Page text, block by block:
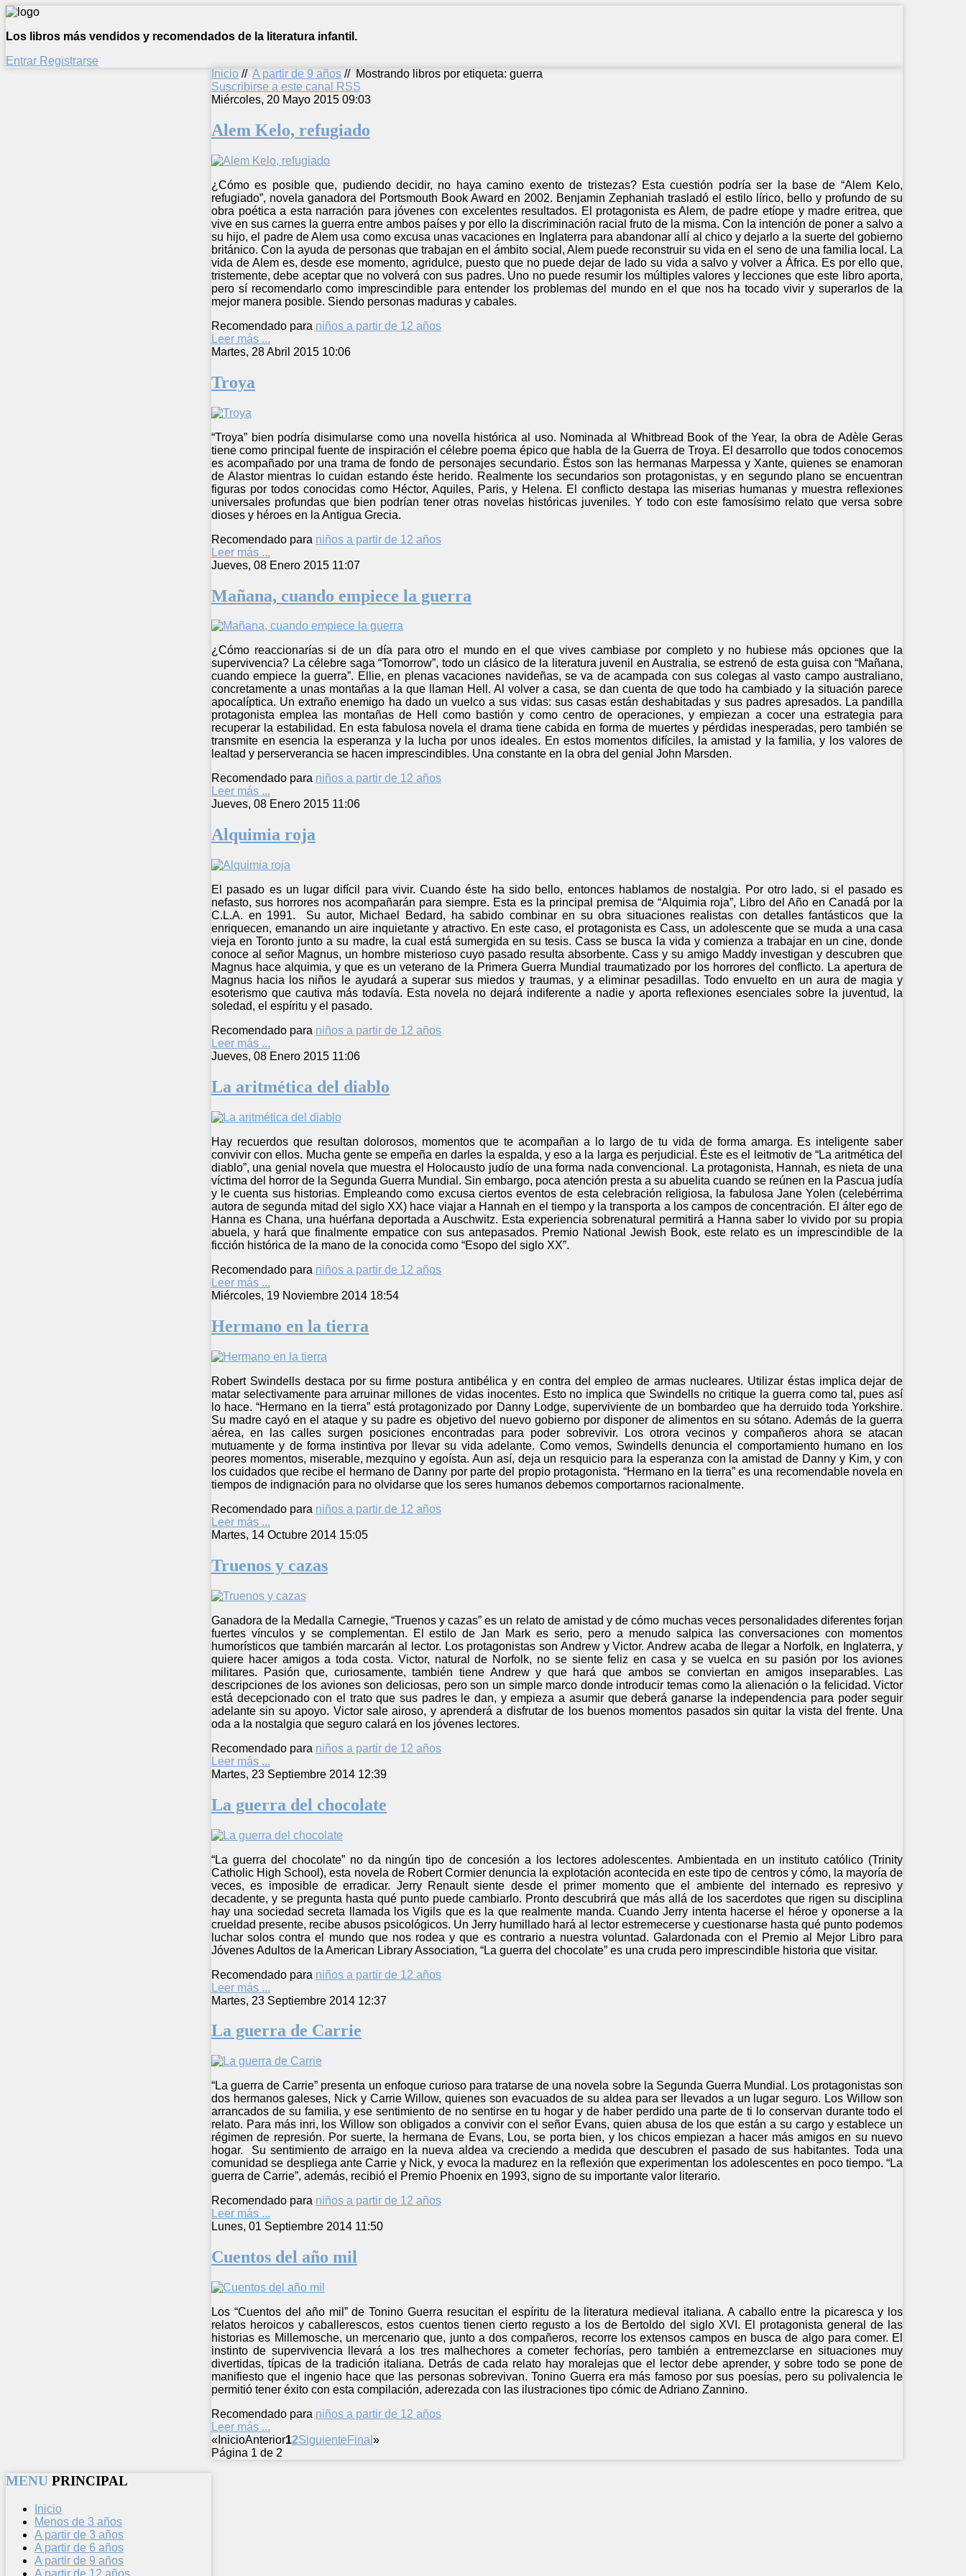
Los libros más vendidos y recomendados de la literatura infantil.
Entrar Registrarse
Inicio // A partir de 9 años // Mostrando libros por etiqueta: guerra
Suscribirse a este canal RSS
Miércoles, 20 Mayo 2015 09:03
Alem Kelo, refugiado
¿Cómo es posible que, pudiendo decidir, no haya camino exento de tristezas? Esta cuestión podría ser la base de “Alem Kelo,
refugiado”, novela ganadora del Portsmouth Book Award en 2002. Benjamin Zephaniah trasladó el estilo lírico, bello y profundo de su
obra poética a esta narración para jóvenes con excelentes resultados. El protagonista es Alem, de padre etíope y madre eritrea, que
vive en sus carnes la guerra entre ambos países y por ello la discriminación racial fruto de la misma. Con la intención de poner a salvo a
su hijo, el padre de Alem usa como excusa unas vacaciones en Inglaterra para abandonar allí al chico y dejarlo a la suerte del gobierno
británico. Con la ayuda de personas que trabajan en el ámbito social, Alem puede reconstruir su vida en el seno de una familia local. La
vida de Alem es, desde ese momento, agridulce, puesto que no puede dejar de lado su vida a salvo y volver a África. Es por ello que,
tristemente, debe aceptar que no volverá con sus padres. Uno no puede resumir los múltiples valores y lecciones que este libro aporta,
pero sí recomendarlo como imprescindible para entender los problemas del mundo en el que nos ha tocado vivir y superarlos de la
mejor manera posible. Siendo personas maduras y cabales.
Recomendado para niños a partir de 12 años
Leer más ...
Martes, 28 Abril 2015 10:06
Troya
“Troya” bien podría disimularse como una novella histórica al uso. Nominada al Whitbread Book of the Year, la obra de Adèle Geras
tiene como principal fuente de inspiración el célebre poema épico que habla de la Guerra de Troya. El desarrollo que todos conocemos
es acompañado por una trama de fondo de personajes secundario. Éstos son las hermanas Marpessa y Xante, quienes se enamoran
de Alastor mientras lo cuidan estando éste herido. Realmente los secundarios son protagonistas, y en segundo plano se encuentran
figuras por todos conocidas como Héctor, Aquiles, Paris, y Helena. El conflicto destapa las miserias humanas y muestra reflexiones
universales profundas que bien podrían tener otras novelas históricas juveniles. Y todo con este famosísimo relato que versa sobre
dioses y héroes en la Antigua Grecia.
Recomendado para niños a partir de 12 años
Leer más ...
Jueves, 08 Enero 2015 11:07
Mañana, cuando empiece la guerra
¿Cómo reaccionarías si de un día para otro el mundo en el que vives cambiase por completo y no hubiese más opciones que la
supervivencia? La célebre saga “Tomorrow”, todo un clásico de la literatura juvenil en Australia, se estrenó de esta guisa con “Mañana,
cuando empiece la guerra”. Ellie, en plenas vacaciones navideñas, se va de acampada con sus colegas al vasto campo australiano,
concretamente a unas montañas a la que llaman Hell. Al volver a casa, se dan cuenta de que todo ha cambiado y la situación parece
apocalíptica. Un extraño enemigo ha dado un vuelco a sus vidas: sus casas están deshabitadas y sus padres apresados. La pandilla
protagonista emplea las montañas de Hell como bastión y como centro de operaciones, y empiezan a cocer una estrategia para
recuperar la estabilidad. En esta fabulosa novela el drama tiene cabida en forma de muertes y pérdidas inesperadas, pero también se
transmite en esencia la esperanza y la lucha por unos ideales. En estos momentos difíciles, la amistad y la familia, y los valores de
lealtad y perserverancia se hacen imprescindibles. Una constante en la obra del genial John Marsden.
Recomendado para niños a partir de 12 años
Leer más ...
Jueves, 08 Enero 2015 11:06
Alquimia roja
El pasado es un lugar difícil para vivir. Cuando éste ha sido bello, entonces hablamos de nostalgia. Por otro lado, si el pasado es
nefasto, sus horrores nos acompañarán para siempre. Esta es la principal premisa de “Alquimia roja”, Libro del Año en Canadá por la
C.L.A. en 1991. Su autor, Michael Bedard, ha sabido combinar en su obra situaciones realistas con detalles fantásticos que la
enriquecen, emanando un aire inquietante y atractivo. En este caso, el protagonista es Cass, un adolescente que se muda a una casa
vieja en Toronto junto a su madre, la cual está sumergida en su tesis. Cass se busca la vida y comienza a trabajar en un cine, donde
conoce al señor Magnus, un hombre misterioso cuyo pasado resulta absorbente. Cass y su amigo Maddy investigan y descubren que
Magnus hace alquimia, y que es un veterano de la Primera Guerra Mundial traumatizado por los horrores del conflicto. La apertura de
Magnus hacia los niños le ayudará a superar sus miedos y traumas, y a eliminar pesadillas. Todo envuelto en un aura de magia y
esoterismo que cautiva más todavía. Esta novela no dejará indiferente a nadie y aporta reflexiones esenciales sobre la juventud, la
soledad, el espíritu y el pasado.
Recomendado para niños a partir de 12 años
Leer más ...
Jueves, 08 Enero 2015 11:06
La aritmética del diablo
Hay recuerdos que resultan dolorosos, momentos que te acompañan a lo largo de tu vida de forma amarga. Es inteligente saber
convivir con ellos. Mucha gente se empeña en darles la espalda, y eso a la larga es perjudicial. Éste es el leitmotiv de “La aritmética del
diablo”, una genial novela que muestra el Holocausto judío de una forma nada convencional. La protagonista, Hannah, es nieta de una
víctima del horror de la Segunda Guerra Mundial. Sin embargo, poca atención presta a su abuelita cuando se reúnen en la Pascua judía
y le cuenta sus historias. Empleando como excusa ciertos eventos de esta celebración religiosa, la fabulosa Jane Yolen (celebérrima
autora de segunda mitad del siglo XX) hace viajar a Hannah en el tiempo y la transporta a los campos de concentración. El álter ego de
Hanna es Chana, una huérfana deportada a Auschwitz. Esta experiencia sobrenatural permitirá a Hanna saber lo vivido por su propia
abuela, y hará que finalmente empatice con sus antepasados. Premio National Jewish Book, este relato es un imprescindible de la
ficción histórica de la mano de la conocida como “Esopo del siglo XX”.
Recomendado para niños a partir de 12 años
Leer más ...
Miércoles, 19 Noviembre 2014 18:54
Hermano en la tierra
Robert Swindells destaca por su firme postura antibélica y en contra del empleo de armas nucleares. Utilizar éstas implica dejar de
matar selectivamente para arruinar millones de vidas inocentes. Esto no implica que Swindells no critique la guerra como tal, pues así
lo hace. “Hermano en la tierra” está protagonizado por Danny Lodge, superviviente de un bombardeo que ha derruido toda Yorkshire.
Su madre cayó en el ataque y su padre es objetivo del nuevo gobierno por disponer de alimentos en su sótano. Además de la guerra
aérea, en las calles surgen posiciones encontradas para poder sobrevivir. Los otrora vecinos y compañeros ahora se atacan
mutuamente y de forma instintiva por llevar su vida adelante. Como vemos, Swindells denuncia el comportamiento humano en los
peores momentos, miserable, mezquino y egoísta. Aun así, deja un resquicio para la esperanza con la amistad de Danny y Kim, y con
los cuidados que recibe el hermano de Danny por parte del propio protagonista. “Hermano en la tierra” es una recomendable novela en
tiempos de indignación para no olvidarse que los seres humanos debemos comportarnos racionalmente.
Recomendado para niños a partir de 12 años
Leer más ...
Martes, 14 Octubre 2014 15:05
Truenos y cazas
Ganadora de la Medalla Carnegie, “Truenos y cazas” es un relato de amistad y de cómo muchas veces personalidades diferentes forjan
fuertes vínculos y se complementan. El estilo de Jan Mark es serio, pero a menudo salpica las conversaciones con momentos
humorísticos que también marcarán al lector. Los protagonistas son Andrew y Victor. Andrew acaba de llegar a Norfolk, en Inglaterra, y
quiere hacer amigos a toda costa. Victor, natural de Norfolk, no se siente feliz en casa y se vuelca en su pasión por los aviones
militares. Pasión que, curiosamente, también tiene Andrew y que hará que ambos se conviertan en amigos inseparables. Las
descripciones de los aviones son deliciosas, pero son un simple marco donde introducir temas como la alienación o la felicidad. Victor
está decepcionado con el trato que sus padres le dan, y empieza a asumir que deberá ganarse la independencia para poder seguir
adelante sin su apoyo. Victor sale airoso, y aprenderá a disfrutar de los buenos momentos pasados sin quitar la vista del frente. Una
oda a la nostalgia que seguro calará en los jóvenes lectores.
Recomendado para niños a partir de 12 años
Leer más ...
Martes, 23 Septiembre 2014 12:39
La guerra del chocolate
“La guerra del chocolate” no da ningún tipo de concesión a los lectores adolescentes. Ambientada en un instituto católico (Trinity
Catholic High School), esta novela de Robert Cormier denuncia la explotación acontecida en este tipo de centros y cómo, la mayoría de
veces, es imposible de erradicar. Jerry Renault siente desde el primer momento que el ambiente del internado es represivo y
decadente, y se pregunta hasta qué punto puede cambiarlo. Pronto descubrirá que más allá de los sacerdotes que rigen su disciplina
hay una sociedad secreta llamada los Vigils que es la que realmente manda. Cuando Jerry intenta hacerse el héroe y oponerse a la
crueldad presente, recibe abusos psicológicos. Un Jerry humillado hará al lector estremecerse y cuestionarse hasta qué punto podemos
luchar solos contra el mundo que nos rodea y que es contrario a nuestra voluntad. Galardonada con el Premio al Mejor Libro para
Jóvenes Adultos de la American Library Association, “La guerra del chocolate” es una cruda pero imprescindible historia que visitar.
Recomendado para niños a partir de 12 años
Leer más ...
Martes, 23 Septiembre 2014 12:37
La guerra de Carrie
“La guerra de Carrie” presenta un enfoque curioso para tratarse de una novela sobre la Segunda Guerra Mundial. Los protagonistas son
dos hermanos galeses, Nick y Carrie Willow, quienes son evacuados de su aldea para ser llevados a un lugar seguro. Los Willow son
arrancados de su familia, y ese sentimiento de no sentirse en tu hogar y de haber perdido una parte de ti lo conservan durante todo el
relato. Para más inri, los Willow son obligados a convivir con el señor Evans, quien abusa de los que están a su cargo y establece un
régimen de represión. Por suerte, la hermana de Evans, Lou, se porta bien, y los chicos empiezan a hacer más amigos en su nuevo
hogar. Su sentimiento de arraigo en la nueva aldea va creciendo a medida que descubren el pasado de sus habitantes. Toda una
comunidad se despliega ante Carrie y Nick, y evoca la madurez en la reflexión que experimentan los adolescentes en poco tiempo. “La
guerra de Carrie”, además, recibió el Premio Phoenix en 1993, signo de su importante valor literario.
Recomendado para niños a partir de 12 años
Leer más ...
Lunes, 01 Septiembre 2014 11:50
Cuentos del año mil
Los “Cuentos del año mil” de Tonino Guerra resucitan el espíritu de la literatura medieval italiana. A caballo entre la picaresca y los
relatos heroicos y caballerescos, estos cuentos tienen cierto regusto a los de Bertoldo del siglo XVI. El protagonista general de las
historias es Millemosche, un mercenario que, junto a dos compañeros, recorre los extensos campos en busca de algo para comer. El
instinto de supervivencia llevará a los tres malhechores a cometer fechorías, pero también a entremezclarse en situaciones muy
divertidas, típicas de la tradición italiana. Detrás de cada relato hay moralejas que el lector debe aprender, y sobre todo se pone de
manifiesto que el ingenio hace que las personas sobrevivan. Tonino Guerra era más famoso por sus poesías, pero su polivalencia le
permitió tener éxito con esta compilación, aderezada con las ilustraciones tipo cómic de Adriano Zannino.
Recomendado para niños a partir de 12 años
Leer más ...
« InicioAnterior12Siguiente Final »
Página 1 de 2
MENU PRINCIPAL
Inicio
Menos de 3 años
A partir de 3 años
A partir de 6 años
A partir de 9 años
A partir de 12 años